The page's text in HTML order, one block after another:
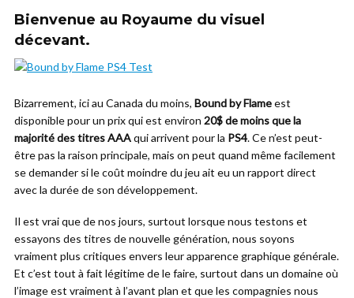
Bienvenue au Royaume du visuel
décevant.
Bizarrement, ici au Canada du moins, Bound by Flameest
disponible pour un prix qui est environ 20$ de moins que la
majorité des titres AAAqui arrivent pour la PS4. Ce n’est peut-
être pas la raison principale, mais on peut quand même facilement
se demander si le coût moindre du jeu ait eu un rapport direct
avec la durée de son développement.
Il est vrai que de nos jours, surtout lorsque nous testons et
essayons des titres de nouvelle génération, nous soyons
vraiment plus critiques envers leur apparence graphique générale.
Et c’est tout à fait légitime de le faire, surtout dans un domaine où
l’image est vraiment à l’avant plan et que les compagnies nous